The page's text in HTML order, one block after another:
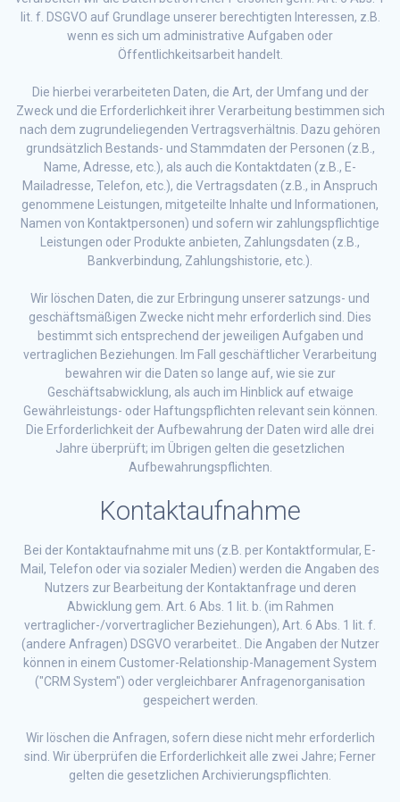
lit. f. DSGVO auf Grundlage unserer berechtigten Interessen, z.B.
wenn es sich um administrative Aufgaben oder
Öffentlichkeitsarbeit handelt.
Die hierbei verarbeiteten Daten, die Art, der Umfang und der
Zweck und die Erforderlichkeit ihrer Verarbeitung bestimmen sich
nach dem zugrundeliegenden Vertragsverhältnis. Dazu gehören
grundsätzlich Bestands- und Stammdaten der Personen (z.B.,
Name, Adresse, etc.), als auch die Kontaktdaten (z.B., E-
Mailadresse, Telefon, etc.), die Vertragsdaten (z.B., in Anspruch
genommene Leistungen, mitgeteilte Inhalte und Informationen,
Namen von Kontaktpersonen) und sofern wir zahlungspflichtige
Leistungen oder Produkte anbieten, Zahlungsdaten (z.B.,
Bankverbindung, Zahlungshistorie, etc.).
Wir löschen Daten, die zur Erbringung unserer satzungs- und
geschäftsmäßigen Zwecke nicht mehr erforderlich sind. Dies
bestimmt sich entsprechend der jeweiligen Aufgaben und
vertraglichen Beziehungen. Im Fall geschäftlicher Verarbeitung
bewahren wir die Daten so lange auf, wie sie zur
Geschäftsabwicklung, als auch im Hinblick auf etwaige
Gewährleistungs- oder Haftungspflichten relevant sein können.
Die Erforderlichkeit der Aufbewahrung der Daten wird alle drei
Jahre überprüft; im Übrigen gelten die gesetzlichen
Aufbewahrungspflichten.
Kontaktaufnahme
Bei der Kontaktaufnahme mit uns (z.B. per Kontaktformular, E-
Mail, Telefon oder via sozialer Medien) werden die Angaben des
Nutzers zur Bearbeitung der Kontaktanfrage und deren
Abwicklung gem. Art. 6 Abs. 1 lit. b. (im Rahmen
vertraglicher-/vorvertraglicher Beziehungen), Art. 6 Abs. 1 lit. f.
(andere Anfragen) DSGVO verarbeitet.. Die Angaben der Nutzer
können in einem Customer-Relationship-Management System
("CRM System") oder vergleichbarer Anfragenorganisation
gespeichert werden.
Wir löschen die Anfragen, sofern diese nicht mehr erforderlich
sind. Wir überprüfen die Erforderlichkeit alle zwei Jahre; Ferner
gelten die gesetzlichen Archivierungspflichten.